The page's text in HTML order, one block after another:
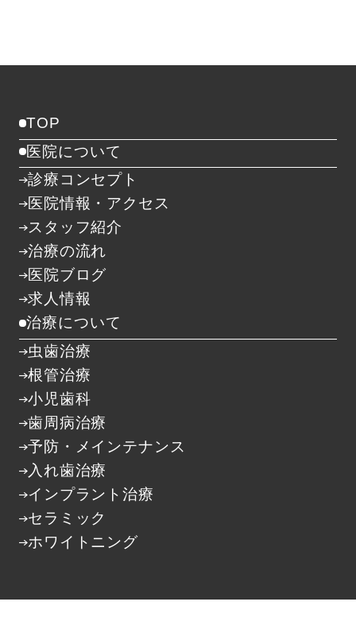
TOP
医院について
診療コンセプト
医院情報・アクセス
スタッフ紹介
治療の流れ
医院ブログ
求人情報
治療について
虫歯治療
根管治療
小児歯科
歯周病治療
予防・メインテナンス
入れ歯治療
インプラント治療
セラミック
ホワイトニング